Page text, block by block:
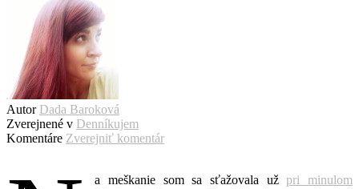
Autor Dada Baroková
Zverejnené v Denníkujem
Komentáre Zverejniť komentár
a meškanie som sa sťažovala už pri minulom